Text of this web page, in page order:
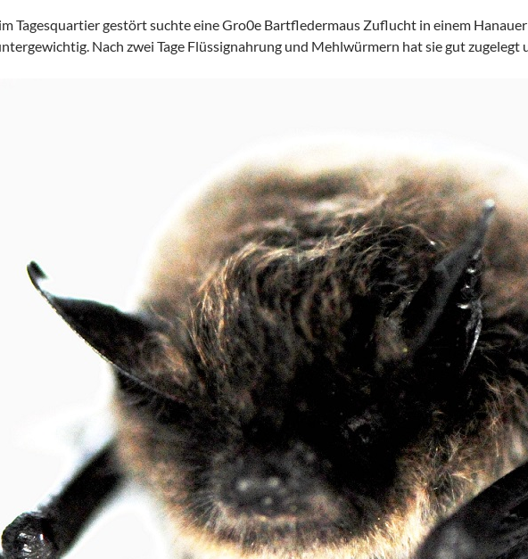
Tagesquartier gestört suchte eine Gro0e Bartfledermaus Zuflucht in einem
Nach zwei Tage Flüssignahrung und Mehlwürmern hat sie gut zugelegt